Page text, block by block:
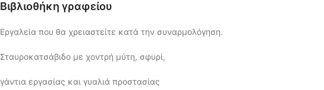
Βιβλιοθήκη γραφείου
Εργαλεία που θα χρειαστείτε κατά την συναρμολόγηση.
Σταυροκατσάβιδο με χοντρή μύτη, σφυρί,
γάντια εργασίας και γυαλιά προστασίας